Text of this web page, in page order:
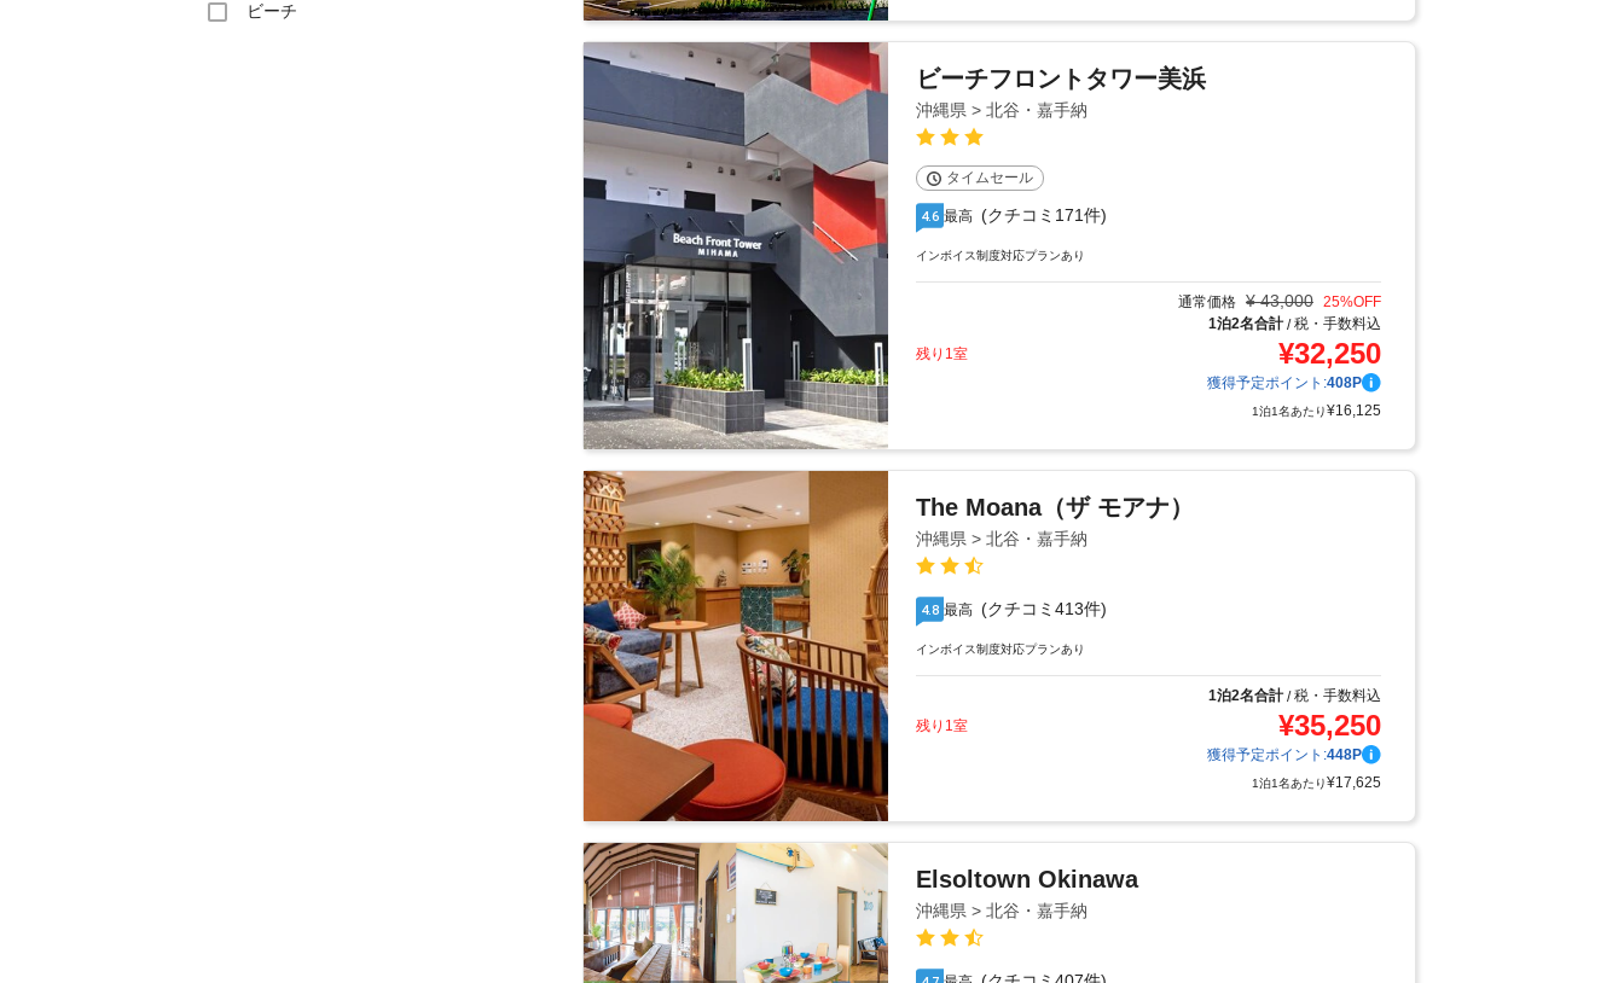
ビーチ
ビーチフロントタワー美浜
沖縄県 > 北谷・嘉手納
タイムセール
4.6 最高 (クチコミ171件)
インボイス制度対応プランあり
通常価格 ¥ 43,000 25%OFF
1泊2名合計/税・手数料込
残り1室
¥32,250
獲得予定ポイント:408P
1泊1名あたり¥16,125
The Moana（ザ モアナ）
沖縄県 > 北谷・嘉手納
4.8 最高 (クチコミ413件)
インボイス制度対応プランあり
1泊2名合計/税・手数料込
残り1室
¥35,250
獲得予定ポイント:448P
1泊1名あたり¥17,625
Elsoltown Okinawa
沖縄県 > 北谷・嘉手納